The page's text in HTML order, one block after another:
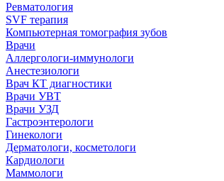
Ревматология
SVF терапия
Компьютерная томография зубов
Врачи
Аллергологи-иммунологи
Анестезиологи
Врач КТ диагностики
Врачи УВТ
Врачи УЗД
Гастроэнтерологи
Гинекологи
Дерматологи, косметологи
Кардиологи
Маммологи